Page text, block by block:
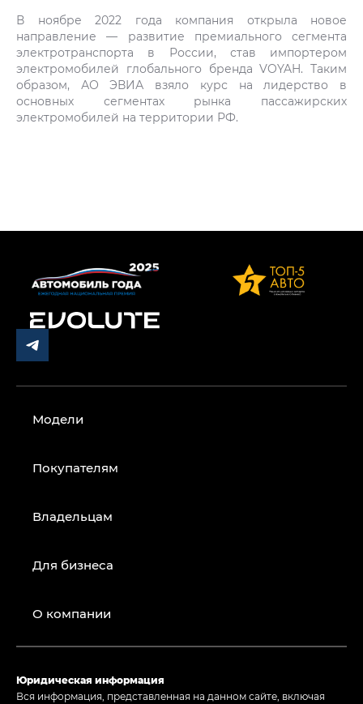
В ноябре 2022 года компания открыла новое
направление — развитие премиального сегмента
электротранспорта в России, став импортером
электромобилей глобального бренда VOYAH. Таким
образом, АО ЭВИА взяло курс на лидерство в
основных сегментах рынка пассажирских
электромобилей на территории РФ.
Модели
Покупателям
Владельцам
Для бизнеса
О компании
Юридическая информация
Вся информация, представленная на данном сайте, включая